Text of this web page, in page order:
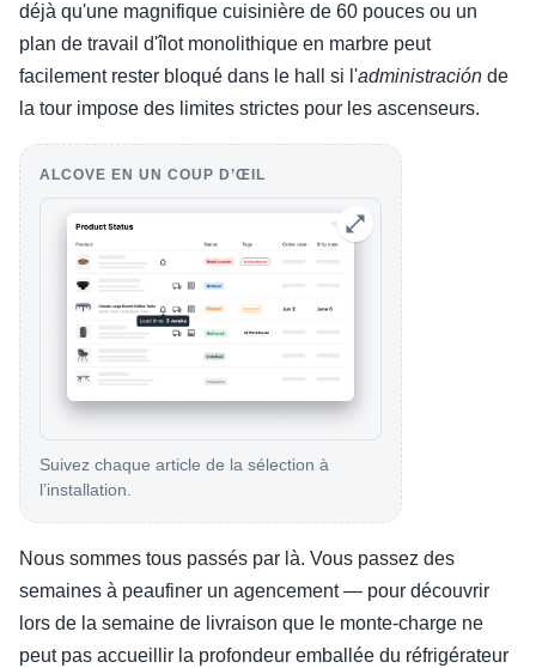
déjà qu'une magnifique cuisinière de 60 pouces ou un
plan de travail d'îlot monolithique en marbre peut
facilement rester bloqué dans le hall si l'administración de
la tour impose des limites strictes pour les ascenseurs.
ALCOVE EN UN COUP D’ŒIL
Suivez chaque article de la sélection à
l’installation.
Nous sommes tous passés par là. Vous passez des
semaines à peaufiner un agencement — pour découvrir
lors de la semaine de livraison que le monte-charge ne
peut pas accueillir la profondeur emballée du réfrigérateur